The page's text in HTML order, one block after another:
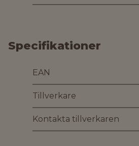
Specifikationer
EAN
Tillverkare
Kontakta tillverkaren